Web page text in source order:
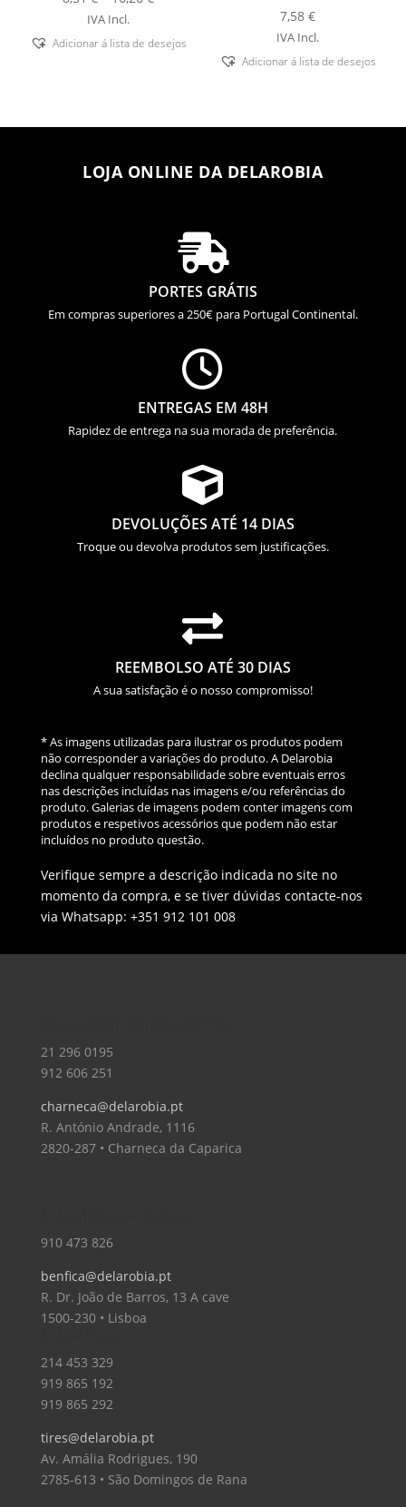
8,31 €
through
IVA Incl.
Adicionar á lista de desejos
7,58€
IVA Incl.
Adicionar á lista de desejos
LOJA ONLINE DA DELAROBIA

PORTES GRÁTIS
Em compras superiores a 250€ para Portugal Continental.

ENTREGAS EM 48H
Rapidez de entrega na sua morada de preferência.

DEVOLUÇÕES ATÉ 14 DIAS
Troque ou devolva produtos sem justificações.

REEMBOLSO ATÉ 30 DIAS
A sua satisfação é o nosso compromisso!
* As imagens utilizadas para ilustrar os produtos podem
não corresponder a variações do produto. A Delarobia
declina qualquer responsabilidade sobre eventuais erros
nas descrições incluídas nas imagens e/ou referências do
produto. Galerias de imagens podem conter imagens com
produtos e respetivos acessórios que podem não estar
incluídos no produto questão.
Verifique sempre a descrição indicada no site no
momento da compra, e se tiver dúvidas contacte-nos
via Whatsapp: +351 912 101 008
21 296 0195
912 606 251
charneca@delarobia.pt
R. António Andrade, 1116
2820-287 • Charneca da Caparica
910 473 826
benfica@delarobia.pt
R. Dr. João de Barros, 13 A cave
1500-230 • Lisboa
214 453 329
919 865 192
919 865 292
tires@delarobia.pt
Av. Amália Rodrigues, 190
2785-613 • São Domingos de Rana